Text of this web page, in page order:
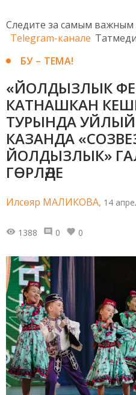
Следите за самым
Telegram-канале
БУ – ТЕМА!
«ЙОЛДЫЗЛЫК
КАТНАШКАН
ТУРЫНДА
КАЗАНДА
ЙОЛДЫЗЛЫК»
ГӨРЛӘДЕ
Илсөяр МАЛИКОВА, 14
1388 0 0